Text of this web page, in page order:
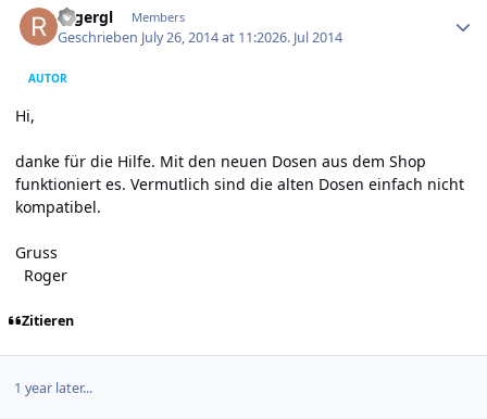
rogergl Members
Geschrieben July 26, 2014 at 11:2026. Jul 2014
AUTOR
Hi,
danke für die Hilfe. Mit den neuen Dosen aus dem Shop
funktioniert es. Vermutlich sind die alten Dosen einfach nicht
kompatibel.
Gruss
Roger
Zitieren
1 year later...